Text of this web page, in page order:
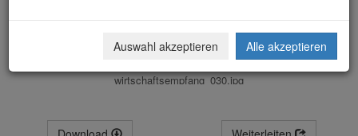
wirtschaftsempfang_030.jpg
Auswahl akzeptieren Alle akzeptieren